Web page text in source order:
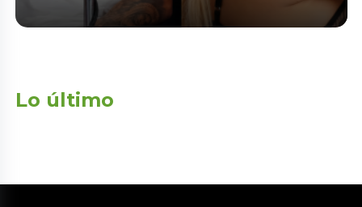
Lo último